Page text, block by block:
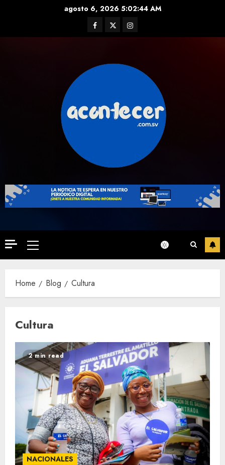
agosto 6, 2026 5:02:44 AM
Facebook
TwitterInstagram
Primary
Menu
Home Blog Cultura
Cultura
2 min read
NACIONALES